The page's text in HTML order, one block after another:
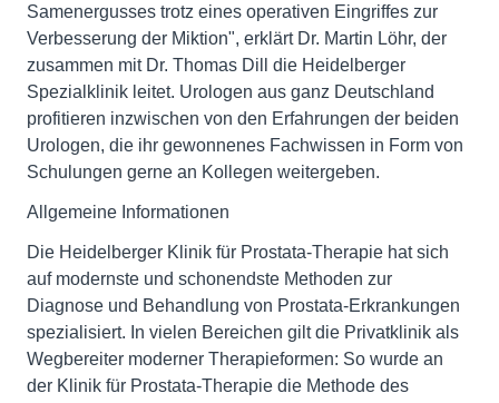
Samenergusses trotz eines operativen Eingriffes zur
Verbesserung der Miktion", erklärt Dr. Martin Löhr, der
zusammen mit Dr. Thomas Dill die Heidelberger
Spezialklinik leitet. Urologen aus ganz Deutschland
profitieren inzwischen von den Erfahrungen der beiden
Urologen, die ihr gewonnenes Fachwissen in Form von
Schulungen gerne an Kollegen weitergeben.
Allgemeine Informationen
Die Heidelberger Klinik für Prostata-Therapie hat sich
auf modernste und schonendste Methoden zur
Diagnose und Behandlung von Prostata-Erkrankungen
spezialisiert. In vielen Bereichen gilt die Privatklinik als
Wegbereiter moderner Therapieformen: So wurde an
der Klinik für Prostata-Therapie die Methode des